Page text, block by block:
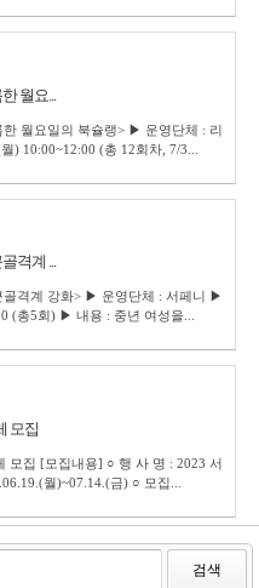
월요...
월요일의 북슐랭> ▶ 운영단체 : 리
) 10:00~12:00 (총 12회차, 7/3...
격계 ...
골격계 강화> ▶ 운영단체 : 서페니 ▶
(총5회) ▶ 내용 : 중년 여성을...
모집
모집 [모집내용] ○ 행 사 명 : 2023 서
월)~07.14.(금) ○ 모집...
검색